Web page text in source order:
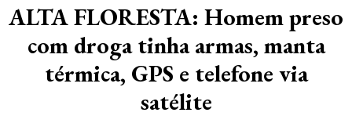
ALTA FLORESTA: Homem preso
com droga tinha armas, manta
térmica, GPS e telefone via
satélite